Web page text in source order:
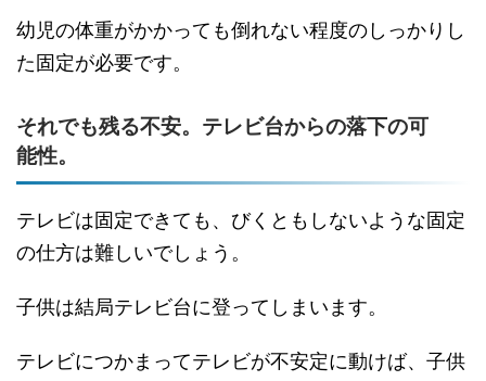
幼児の体重がかかっても倒れない程度のしっかりし
た固定が必要です。
それでも残る不安。テレビ台からの落下の可
能性。
テレビは固定できても、びくともしないような固定
の仕方は難しいでしょう。
子供は結局テレビ台に登ってしまいます。
テレビにつかまってテレビが不安定に動けば、子供